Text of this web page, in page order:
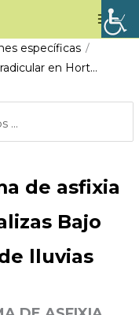
específicas /
en Hort…
de asfixia
Bajo
lluvias